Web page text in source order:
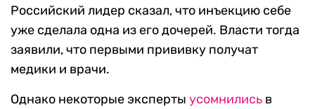
Российский лидер сказал, что инъекцию себе
уже сделала одна из его дочерей. Власти тогда
заявили, что первыми прививку получат
медики и врачи.
Однако некоторые эксперты усомнились в